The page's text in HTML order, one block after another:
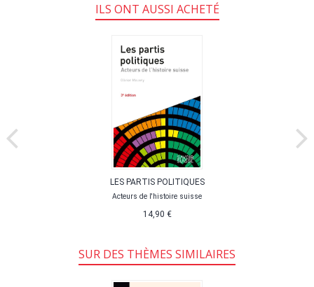
ILS ONT AUSSI ACHETÉ
LES PARTIS POLITIQUES
Acteurs de l'histoire suisse
14,90 €
SUR DES THÈMES SIMILAIRES